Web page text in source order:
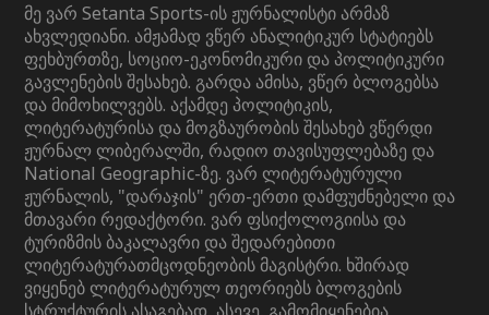
მე ვარ Setanta Sports-ის ჟურნალისტი არმაზ
ახვლედიანი. ამჟამად ვწერ ანალიტიკურ სტატიებს
ფეხბურთზე, სოციო-ეკონომიკური და პოლიტიკური
გავლენების შესახებ. გარდა ამისა, ვწერ ბლოგებსა
და მიმოხილვებს. აქამდე პოლიტიკის,
ლიტერატურისა და მოგზაურობის შესახებ ვწერდი
ჟურნალ ლიბერალში, რადიო თავისუფლებაზე და
National Geographic-ზე. ვარ ლიტერატურული
ჟურნალის, "დარაჯის" ერთ-ერთი დამფუძნებელი და
მთავარი რედაქტორი. ვარ ფსიქოლოგიისა და
ტურიზმის ბაკალავრი და შედარებითი
ლიტერატურათმცოდნეობის მაგისტრი. ხშირად
ვიყენებ ლიტერატურულ თეორიებს ბლოგების